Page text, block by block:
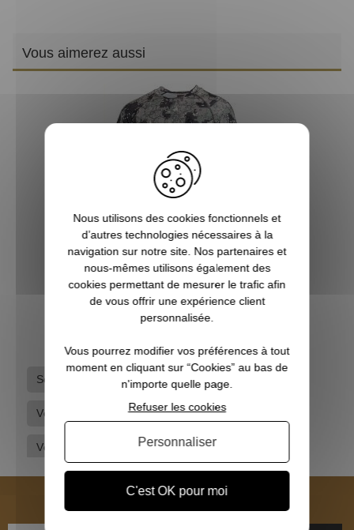
Vous aimerez aussi
Tee-shirt manches courtes Spandex camo digital
SOMLYS
25,95 €
Somlys Tee-shirts - Polos
Vêtements camouflage Vêtements de chasse
Vêtements hommes Vêtements orange fluo
NEWSLETTER
Nous utilisons des cookies fonctionnels et
d’autres technologies nécessaires à la
navigation sur notre site. Nos partenaires et
nous-mêmes utilisons également des
cookies permettant de mesurer le trafic afin
de vous offrir une expérience client
personnalisée.
Vous pourrez modifier vos préférences à tout
moment en cliquant sur “Cookies” au bas de
n'importe quelle page.
C'est OK pour moi
Refuser les cookies
Personnaliser